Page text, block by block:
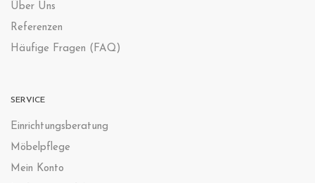
Über Uns
Referenzen
Häufige Fragen (FAQ)
SERVICE
Einrichtungsberatung
Möbelpflege
Mein Konto